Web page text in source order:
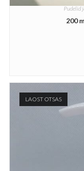
Pudelid
200
LAOST OTSAS